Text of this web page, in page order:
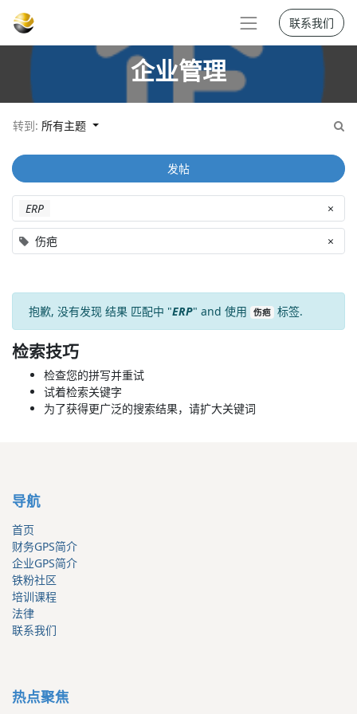
联系我们
企业管理
转到: 所有主题
ERP ×
伤疤 ×
发帖
抱歉, 没有发现 结果 匹配中 "ERP" and 使用 伤疤 标签.
检索技巧
检查您的拼写并重试
试着检索关键字
为了获得更广泛的搜索结果，请扩大关键词
导航
首页
财务GPS简介
企业GPS简介
铁粉社区
培训课程
法律
联系我们
热点聚焦